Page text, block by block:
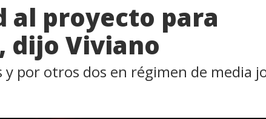
al proyecto para
dijo Viviano
por otros dos en régimen de media